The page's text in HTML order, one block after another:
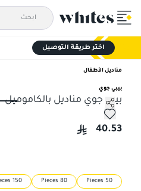
اختر طريقة التوصيل
مناديل الأطفال
بيبي جوي
بيبي جوي مناديل بالكاموميل
بيبي جوي مناديل بالكاموميل
40.53
50 Pieces
80 Pieces
150 Pieces